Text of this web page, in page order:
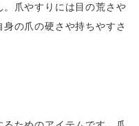
爪やすりには目の荒さや
の爪の硬さや持ちやすさ